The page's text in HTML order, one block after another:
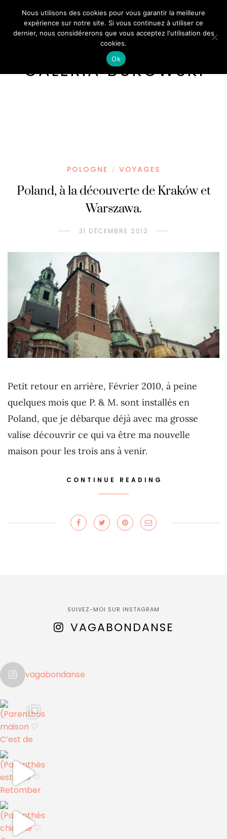
GALERIA BUKOWSKI
POLOGNE / VOYAGES
Poland, à la découverte de Kraków et
Warszawa.
31 DÉCEMBRE 2012
Petit retour en arrière, Février 2010, à peine
quelques mois que P. & M. sont installés en
Poland, que je débarque déjà avec ma grosse
valise découvrir ce qui va être ma nouvelle
maison pour les trois ans à venir.
CONTINUE READING
SUIVEZ-MOI SUR INSTAGRAM
VAGABONDANSE
vagabondanse
Nous utilisons des cookies pour vous garantir la meilleure
expérience sur notre site. Si vous continuez à utiliser ce
dernier, nous considérerons que vous acceptez l'utilisation des
cookies.
Ok